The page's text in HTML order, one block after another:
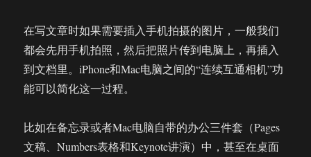
在写文章时如果需要插入手机拍摄的图片，一般我们
都会先用手机拍照，然后把照片传到电脑上，再插入
到文档里。iPhone和Mac电脑之间的“连续互通相机”功
能可以简化这一过程。
比如在备忘录或者Mac电脑自带的办公三件套（Pages
文稿、Numbers表格和Keynote讲演）中，甚至在桌面